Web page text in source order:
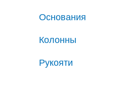
Основания
Колонны
Рукояти